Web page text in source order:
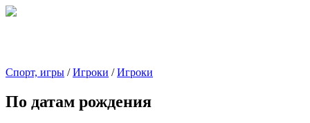
Спорт, игры /Игроки /Игроки
По датам рождения